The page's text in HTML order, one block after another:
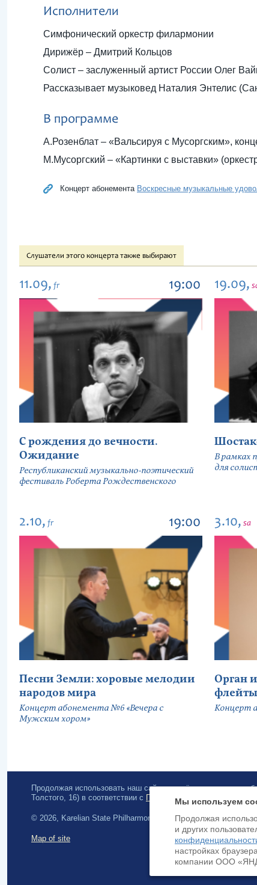
Исполнители
Симфонический оркестр филармонии
Дирижёр – Дмитрий Кольцов
Солист – заслуженный артист России Олег
Рассказывает музыковед Наталия Энтелис
В программе
А.Розенблат – «Вальсируя с Мусоргским»,
М.Мусоргский – «Картинки с выставки»
Концерт абонемента Воскресные музыкальные
Слушатели этого концерта также выбирают
11.09, fr 19:00
С рождения до вечности.
Ожидание
Республиканский музыкально-поэтический
фестиваль Роберта Рождественского
19.09,
В рамках
для
2.10, fr 19:00
Песни Земли: хоровые мелодии
народов мира
Концерт абонемента №6 «Вечера с
Мужским хором»
3.10, sa
Орган
флейты
Концерт
Продолжая использовать наш сайт, вы даёте согласие на
Толстого, 16) в соответствии с Политикой
© 2026, Karelian State Philharmonic
Map of site
Мы используем
Продолжая
и других
настройках
компании ООО